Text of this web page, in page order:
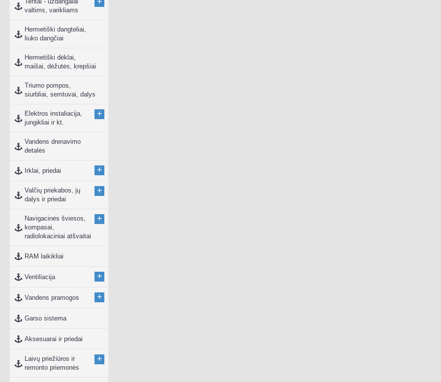
valtims, varikliams
Hermetiški dangteliai,
liuko dangčiai
Hermetiški dėklai,
maišai, dėžutės, krepšiai
Triumo pompos,
siurbliai, semtuvai, dalys
Elektros instaliacija,
jungikliai ir kt.
+
Vandens drenavimo
detalės
Irklai, priedai +
Valčių priekabos, jų
dalys ir priedai
+
Navigacinės šviesos,
kompasai,
radiolokaciniai atšvaitai
+
RAM laikikliai
Ventiliacija +
Vandens pramogos +
Garso sistema
Aksesuarai ir priedai
Laivų priežiūros ir
remonto priemonės
+